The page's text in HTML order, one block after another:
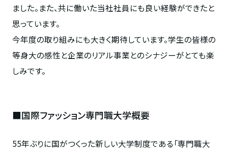
ました。また、共に働いた当社社員にも良い経験ができたと
思っています。
今年度の取り組みにも大きく期待しています。学生の皆様の
等身大の感性と企業のリアル事業とのシナジーがとても楽
しみです。
■国際ファッション専門職大学概要
55年ぶりに国がつくった新しい大学制度である「専門職大